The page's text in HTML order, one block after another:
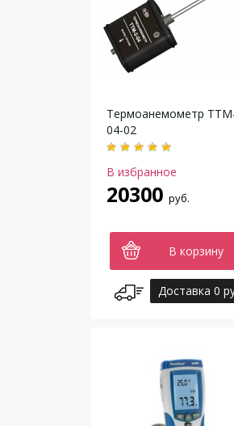
Термоанемометр
04-02
В избранное
20300 руб.
В корзину
Доставка 0